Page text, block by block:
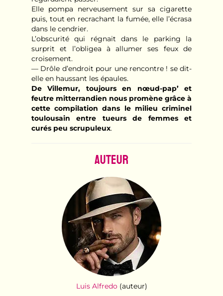
Elle pompa nerveusement sur sa cigarette
puis, tout en recrachant la fumée, elle l’écrasa
dans le cendrier.
L’obscurité qui régnait dans le parking la
surprit et l’obligea à allumer ses feux de
croisement.
— Drôle d’endroit pour une rencontre ! se dit-
elle en haussant les épaules.
De Villemur, toujours en nœud-pap’ et
feutre mitterrandien nous promène grâce à
cette compilation dans le milieu criminel
toulousain entre tueurs de femmes et
curés peu scrupuleux.
Auteur
Luis Alfredo(auteur)